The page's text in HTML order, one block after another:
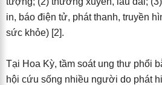
in, báo điện tử, phát thanh, truyền
sức khỏe) [2].
Tại Hoa Kỳ, tầm soát ung thư phổi
hội cứu sống nhiều người do phát